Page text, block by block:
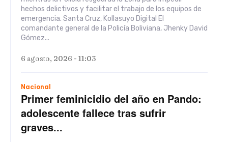
hechos delictivos y facilitar el trabajo de los equipos de
emergencia. Santa Cruz, Kollasuyo Digital El
comandante general de la Policía Boliviana, Jhenky David
Gómez...
6 agosto, 2026 - 11:03
Nacional
Primer feminicidio del año en Pando:
adolescente fallece tras sufrir
graves...